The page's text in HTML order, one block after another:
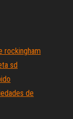
rockingham
sd
de